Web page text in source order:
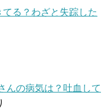
てる？わざと失踪した
んの病気は？吐血して